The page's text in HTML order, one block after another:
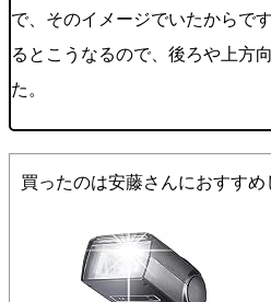
で、そのイメージでいたからで
るとこうなるので、後ろや上方
た。
買ったのは安藤さんにおすす